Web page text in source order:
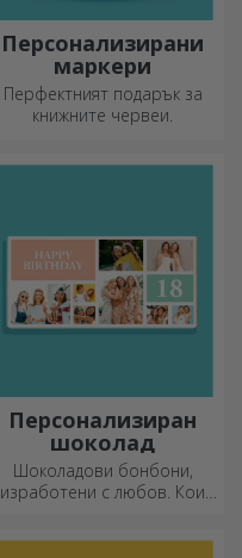
Персонализирани
маркери
Перфектният подарък за
книжните червеи.
Персонализиран
шоколад
Шоколадови бонбони,
изработени с любов. Кои